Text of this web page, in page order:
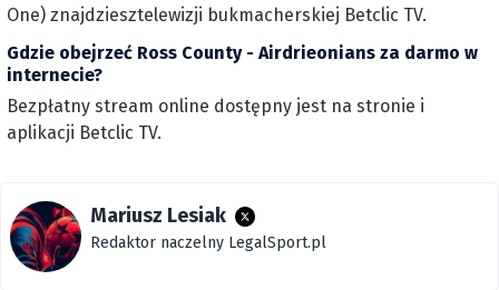
One) znajdziesztelewizji bukmacherskiej Betclic TV.
Gdzie obejrzeć Ross County - Airdrieonians za darmo w
internecie?
Bezpłatny stream online dostępny jest na stronie i
aplikacji Betclic TV.
Mariusz Lesiak
Redaktor naczelny LegalSport.pl